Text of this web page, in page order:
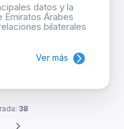
datos y la
Árabes
bilaterales
Ver más
38